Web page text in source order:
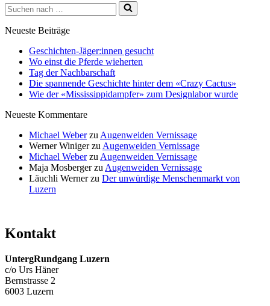
Suchen
nach …
Neueste Beiträge
Geschichten-Jäger:innen gesucht
Wo einst die Pferde wieherten
Tag der Nachbarschaft
Die spannende Geschichte hinter dem «Crazy Cactus»
Wie der «Mississippidampfer» zum Designlabor wurde
Neueste Kommentare
Michael Weberzu Augenweiden Vernissage
Werner Winigerzu Augenweiden Vernissage
Michael Weberzu Augenweiden Vernissage
Maja Mosbergerzu Augenweiden Vernissage
Läuchli Wernerzu Der unwürdige Menschenmarkt von
Luzern
Kontakt
UntergRundgang Luzern
c/o Urs Häner
Bernstrasse 2
6003 Luzern